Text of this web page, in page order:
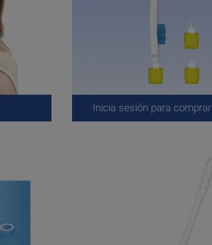
Inicia sesión para comprar